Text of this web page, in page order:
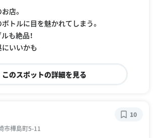
店。
トルに目を魅かれてしまう。
も絶品！
いいかも
このスポットの詳細を見る
市樺島町5-11
10